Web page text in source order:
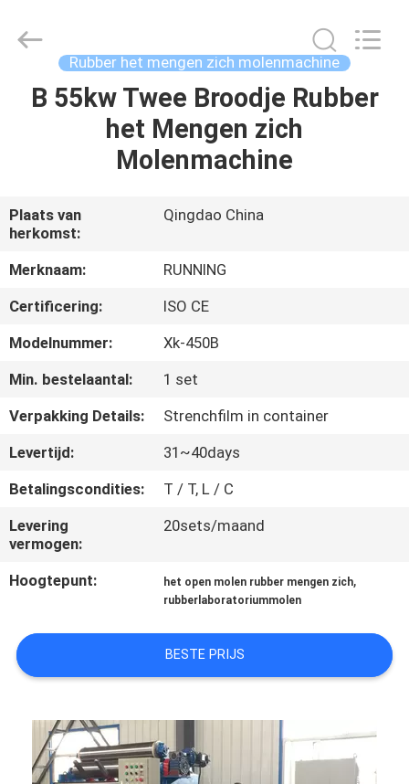
HUIS
PRODUCTEN
ONGEVEER
ONS
FABRIEKSREIS
CONTACTEER
ONS
GEVALLEN
SITEMAP
PRIVACY
POLICY
Machine
CO.,LTD.
Reserved.
Rubber het mengen zich molenmachine
B 55kw Twee Broodje Rubber
het Mengen zich
Molenmachine
Plaats van
herkomst:
Qingdao China
Merknaam:
RUNNING
Certificering:
ISO CE
Modelnummer:
Xk-450B
Min. bestelaantal:
1 set
Verpakking Details:
Strenchfilm in container
Levertijd:
31~40days
Betalingscondities:
T / T, L / C
Levering
vermogen:
20sets/maand
Hoogtepunt: het open molen rubber mengen zich,
rubberlaboratoriummolen
BESTE PRIJS